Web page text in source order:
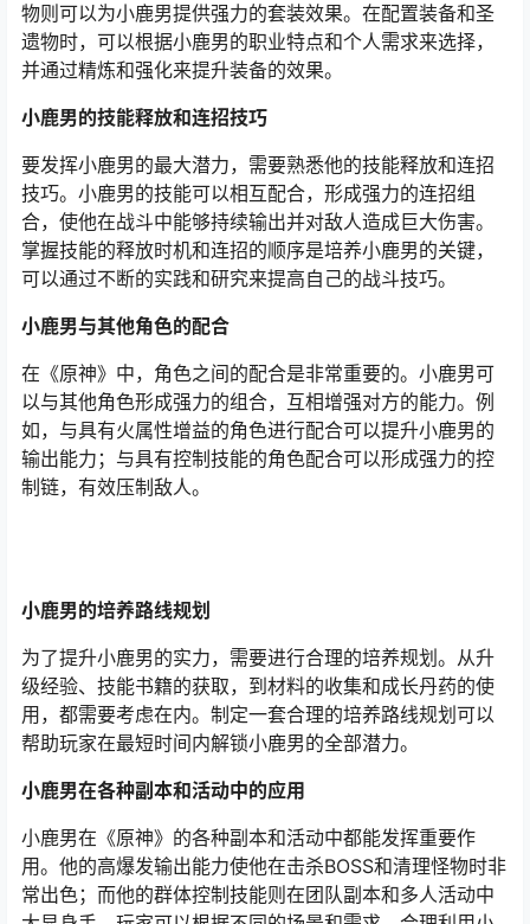
物则可以为小鹿男提供强力的套装效果。在配置装备和圣
遗物时，可以根据小鹿男的职业特点和个人需求来选择，
并通过精炼和强化来提升装备的效果。
小鹿男的技能释放和连招技巧
要发挥小鹿男的最大潜力，需要熟悉他的技能释放和连招
技巧。小鹿男的技能可以相互配合，形成强力的连招组
合，使他在战斗中能够持续输出并对敌人造成巨大伤害。
掌握技能的释放时机和连招的顺序是培养小鹿男的关键，
可以通过不断的实践和研究来提高自己的战斗技巧。
小鹿男与其他角色的配合
在《原神》中，角色之间的配合是非常重要的。小鹿男可
以与其他角色形成强力的组合，互相增强对方的能力。例
如，与具有火属性增益的角色进行配合可以提升小鹿男的
输出能力；与具有控制技能的角色配合可以形成强力的控
制链，有效压制敌人。
小鹿男的培养路线规划
为了提升小鹿男的实力，需要进行合理的培养规划。从升
级经验、技能书籍的获取，到材料的收集和成长丹药的使
用，都需要考虑在内。制定一套合理的培养路线规划可以
帮助玩家在最短时间内解锁小鹿男的全部潜力。
小鹿男在各种副本和活动中的应用
小鹿男在《原神》的各种副本和活动中都能发挥重要作
用。他的高爆发输出能力使他在击杀BOSS和清理怪物时非
常出色；而他的群体控制技能则在团队副本和多人活动中